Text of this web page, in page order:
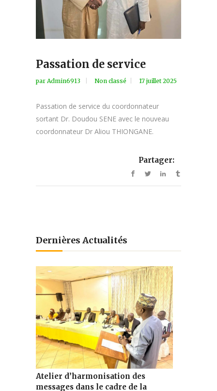
Passation de service
par Admin6913 Non classé 17 juillet 2025
Passation de service du coordonnateur
sortant Dr. Doudou SENE avec le nouveau
coordonnateur Dr Aliou THIONGANE.
Partager:
Dernières Actualités
Atelier d’harmonisation des
messages dans le cadre de la